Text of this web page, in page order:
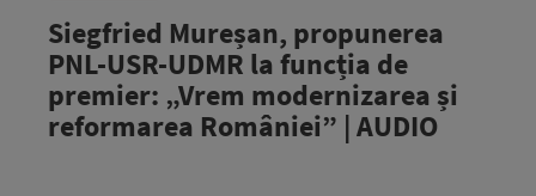
Siegfried Mureșan, propunerea
PNL-USR-UDMR la funcția de
premier: „Vrem modernizarea și
reformarea României” | AUDIO